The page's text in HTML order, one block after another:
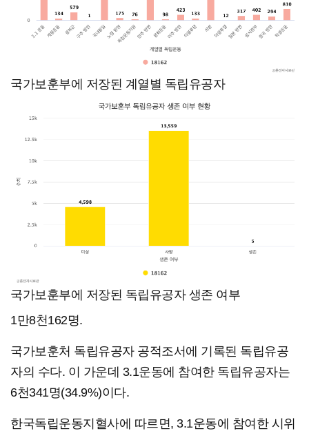
국가보훈부에 저장된 계열별 독립유공자
국가보훈부에 저장된 독립유공자 생존 여부
1만8천162명.
국가보훈처 독립유공자 공적조서에 기록된 독립유공
자의 수다. 이 가운데 3.1운동에 참여한 독립유공자는
6천341명(34.9%)이다.
한국독립운동지혈사에 따르면, 3.1운동에 참여한 시위